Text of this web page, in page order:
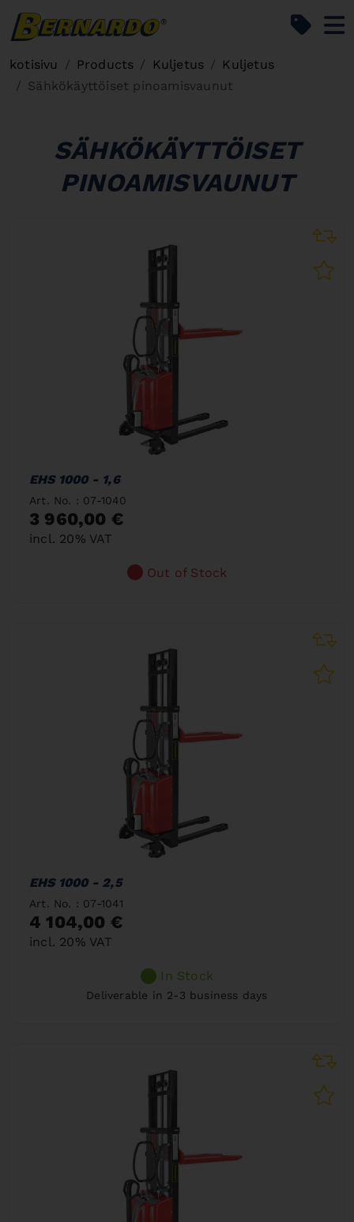
kotisivu Products Kuljetus
Kuljetus
Sähkökäyttöiset pinoamisvaunut
SÄHKÖKÄYTTÖISET
PINOAMISVAUNUT
EHS 1000 - 1,6
Art. No. : 07-1040
3 960,00 €
incl. 20% VAT
Out of Stock
EHS 1000 - 2,5
Art. No. : 07-1041
4 104,00 €
incl. 20% VAT
In Stock
Deliverable in 2-3 business days